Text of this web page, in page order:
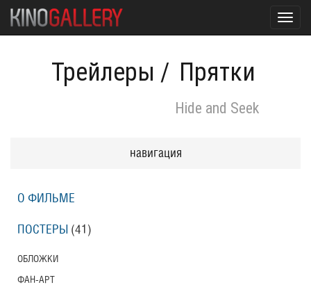
Трейлеры / Прятки
Hide and Seek
навигация
О ФИЛЬМЕ
ПОСТЕРЫ (41)
ОБЛОЖКИ
ФАН-АРТ